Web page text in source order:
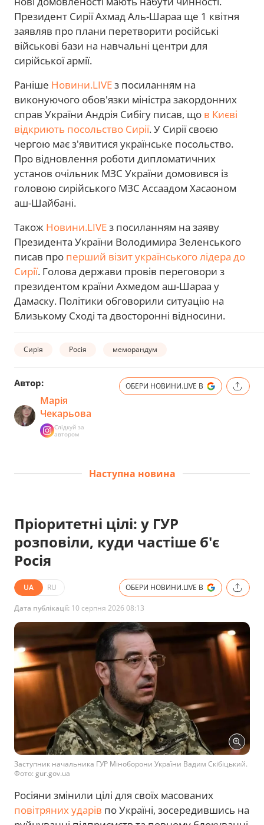
Президент Сирії Ахмад Аль-Шараа ще 1 квітня
заявляв про плани перетворити російські
військові бази на навчальні центри для
сирійської армії.
Раніше Новини.LIVEз посиланням на
виконуючого обов'язки міністра закордонних
справ України Андрія Сибігу писав, що в Києві
відкриють посольство Сирії. У Сирії своєю
чергою має з'явитися українське посольство.
Про відновлення роботи дипломатичних
установ очільник МЗС України домовився із
головою сирійського МЗС Ассаадом Хасаоном
аш-Шайбані.
Також Новини.LIVEз посиланням на заяву
Президента України Володимира Зеленського
писав про перший візит українського лідера до
Сирії. Голова держави провів переговори з
президентом країни Ахмедом аш-Шараа у
Дамаску. Політики обговорили ситуацію на
Близькому Сході та двосторонні відносини.
Сирія Росія меморандум
Автор:
Марія
Чекарьова
Слідкуй за
автором
ОБЕРИ НОВИНИ.LIVE В
Наступна новина
Пріоритетні цілі: у ГУР
розповіли, куди частіше б'є
Росія
UA RU ОБЕРИ НОВИНИ.LIVE В
Дата публікації: 10 серпня 2026 08:13
Заступник начальника ГУР Міноборони України Вадим Скібіцький.
Фото: gur.gov.ua
Росіяни змінили цілі для своїх масованих
повітряних ударів по Україні, зосередившись на